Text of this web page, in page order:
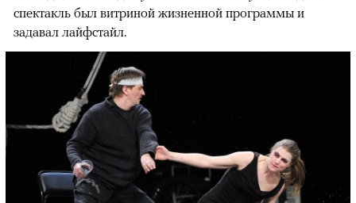
спектакль был витриной жизненной программы и
задавал лайфстайл.